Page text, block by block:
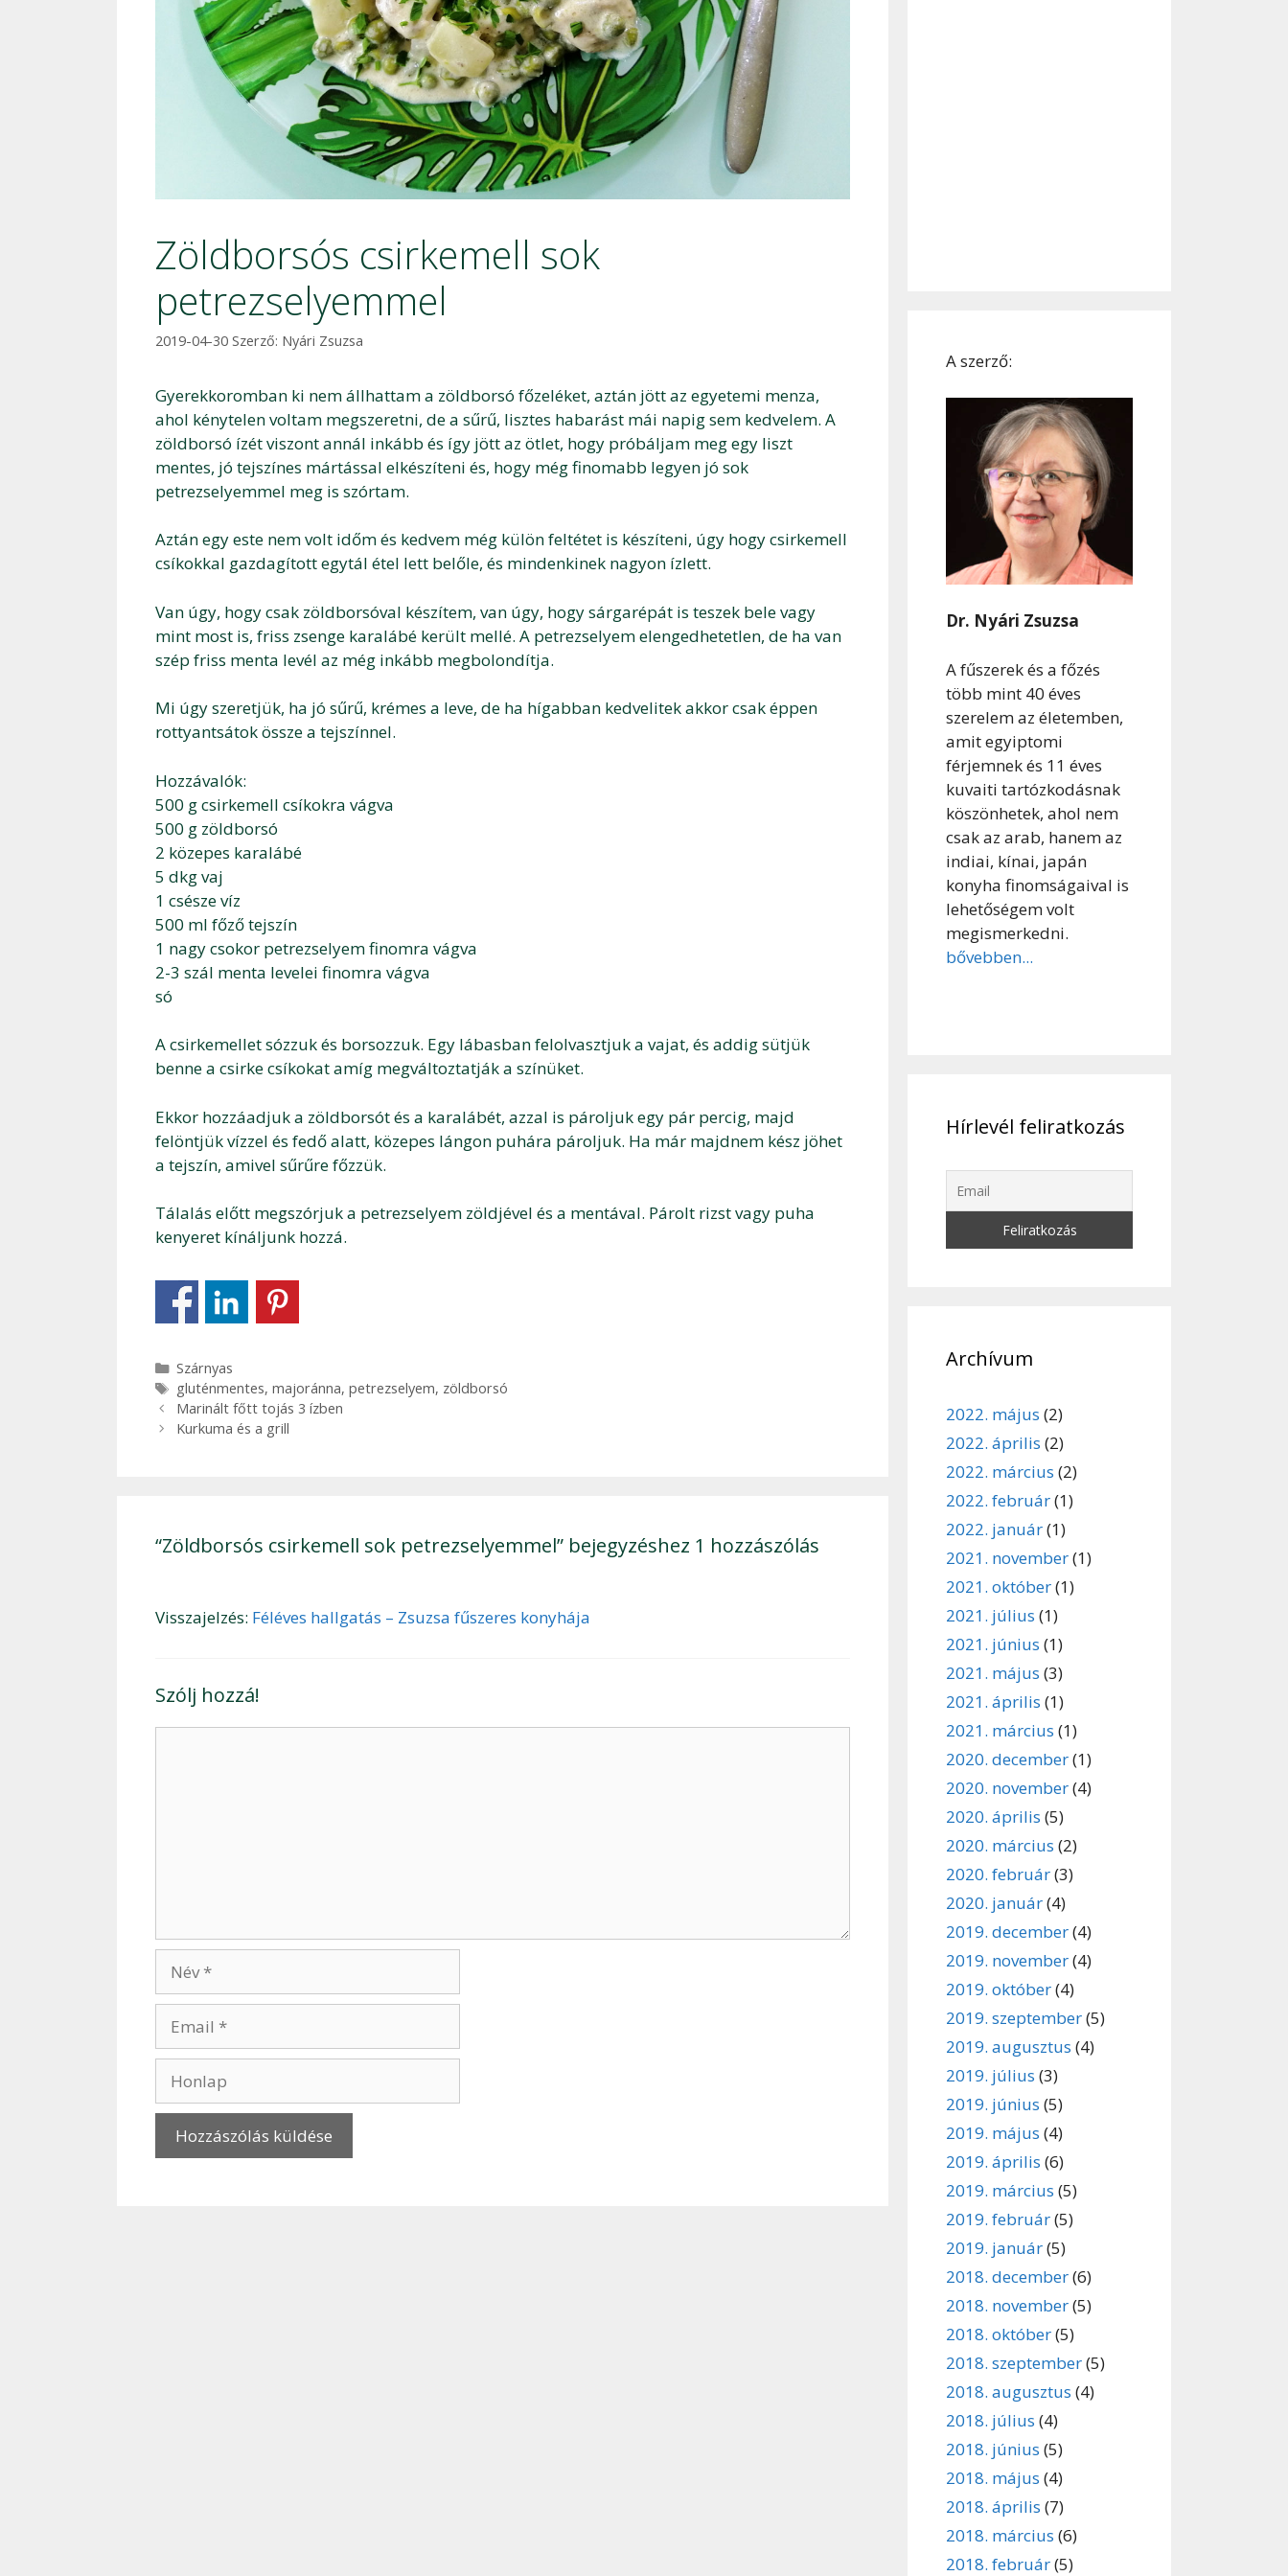
Zöldborsós csirkemell sok
petrezselyemmel
2019-04-30 Szerző: Nyári Zsuzsa
Gyerekkoromban ki nem állhattam a zöldborsó főzeléket, aztán jött az egyetemi menza,
ahol kénytelen voltam megszeretni, de a sűrű, lisztes habarást mái napig sem kedvelem. A
zöldborsó ízét viszont annál inkább és így jött az ötlet, hogy próbáljam meg egy liszt
mentes, jó tejszínes mártással elkészíteni és, hogy még finomabb legyen jó sok
petrezselyemmel meg is szórtam.
Aztán egy este nem volt időm és kedvem még külön feltétet is készíteni, úgy hogy csirkemell
csíkokkal gazdagított egytál étel lett belőle, és mindenkinek nagyon ízlett.
Van úgy, hogy csak zöldborsóval készítem, van úgy, hogy sárgarépát is teszek bele vagy
mint most is, friss zsenge karalábé került mellé. A petrezselyem elengedhetetlen, de ha van
szép friss menta levél az még inkább megbolondítja.
Mi úgy szeretjük, ha jó sűrű, krémes a leve, de ha hígabban kedvelitek akkor csak éppen
rottyantsátok össze a tejszínnel.
Hozzávalók:
500 g csirkemell csíkokra vágva
500 g zöldborsó
2 közepes karalábé
5 dkg vaj
1 csésze víz
500 ml főző tejszín
1 nagy csokor petrezselyem finomra vágva
2-3 szál menta levelei finomra vágva
só
A csirkemellet sózzuk és borsozzuk. Egy lábasban felolvasztjuk a vajat, és addig sütjük
benne a csirke csíkokat amíg megváltoztatják a színüket.
Ekkor hozzáadjuk a zöldborsót és a karalábét, azzal is pároljuk egy pár percig, majd
felöntjük vízzel és fedő alatt, közepes lángon puhára pároljuk. Ha már majdnem kész jöhet
a tejszín, amivel sűrűre főzzük.
Tálalás előtt megszórjuk a petrezselyem zöldjével és a mentával. Párolt rizst vagy puha
kenyeret kínáljunk hozzá.
Kategória
Szárnyas
Címkék
gluténmentes, majoránna, petrezselyem, zöldborsó
Bejegyzés
navigáció
Marinált főtt tojás 3 ízben
Kurkuma és a grill
“Zöldborsós csirkemell sok petrezselyemmel” bejegyzéshez 1 hozzászólás
Visszajelzés: Féléves hallgatás – Zsuzsa fűszeres konyhája
Szólj hozzá!
A szerző:
Dr. Nyári Zsuzsa
A fűszerek és a főzés
több mint 40 éves
szerelem az életemben,
amit egyiptomi
férjemnek és 11 éves
kuvaiti tartózkodásnak
köszönhetek, ahol nem
csak az arab, hanem az
indiai, kínai, japán
konyha finomságaival is
lehetőségem volt
megismerkedni.
bővebben...
Hírlevél feliratkozás
Archívum
2022. május (2)
2022. április (2)
2022. március (2)
2022. február(1)
2022. január(1)
2021. november(1)
2021. október(1)
2021. július (1)
2021. június (1)
2021. május (3)
2021. április (1)
2021. március (1)
2020. december(1)
2020. november(4)
2020. április (5)
2020. március (2)
2020. február(3)
2020. január(4)
2019. december(4)
2019. november(4)
2019. október(4)
2019. szeptember(5)
2019. augusztus (4)
2019. július (3)
2019. június (5)
2019. május (4)
2019. április (6)
2019. március (5)
2019. február(5)
2019. január(5)
2018. december(6)
2018. november(5)
2018. október(5)
2018. szeptember(5)
2018. augusztus (4)
2018. július (4)
2018. június (5)
2018. május (4)
2018. április (7)
2018. március (6)
2018. február(5)